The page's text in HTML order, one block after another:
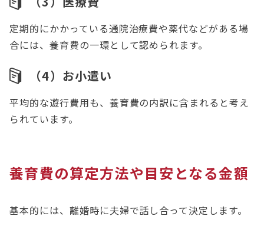
定期的にかかっている通院治療費や薬代などがある場
合には、養育費の一環として認められます。
（4）お小遣い
平均的な遊行費用も、養育費の内訳に含まれると考え
られています。
養育費の算定方法や目安となる金額
基本的には、離婚時に夫婦で話し合って決定します。